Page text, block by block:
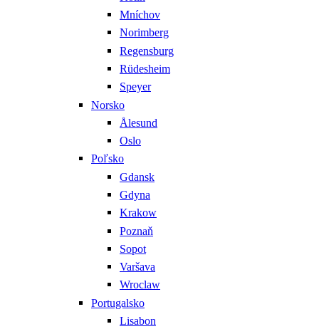
Mníchov
Norimberg
Regensburg
Rüdesheim
Speyer
Norsko
Ålesund
Oslo
Poľsko
Gdansk
Gdyna
Krakow
Poznaň
Sopot
Varšava
Wroclaw
Portugalsko
Lisabon